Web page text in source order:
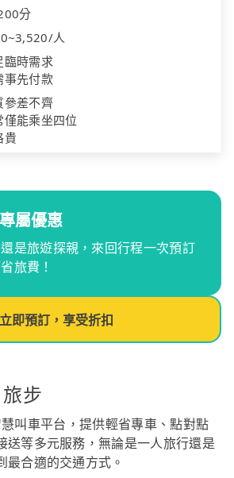
分
人
臨時需求
事先付款
參差不齊
僅能乘坐四位
貴
屬優惠
是旅遊探親，來回行程一次預訂
旅費！
立即預訂，享受折扣
步
叫車平台，提供輕省專車、點對點
送等多元服務，無論是一人旅行還是
最合適的交通方式。